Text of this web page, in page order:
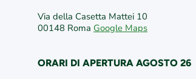
Via della Casetta Mattei 10
00148 Roma Google Maps
ORARI DI APERTURA AGOSTO 26